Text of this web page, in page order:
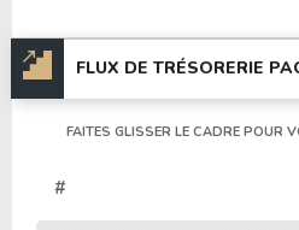
FLUX DE TRÉSORERIE
FAITES GLISSER LE CADRE POUR
#